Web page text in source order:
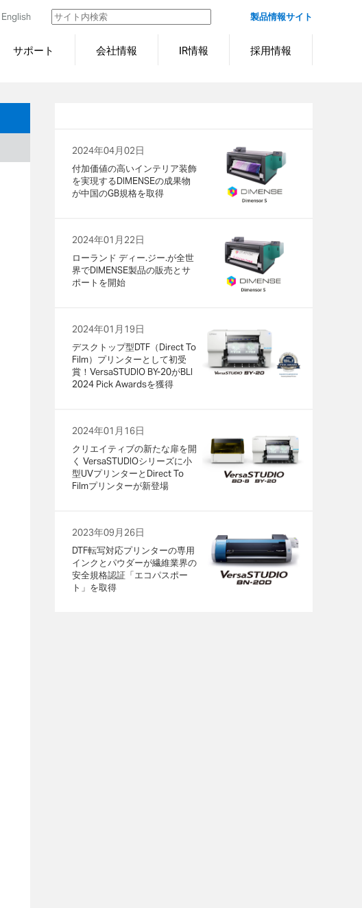
English 製品情報サイト
サポート 会社情報 IR情報 採用情報
2024年04月02日
付加価値の高いインテリア装飾
を実現するDIMENSEの成果物
が中国のGB規格を取得
2024年01月22日
ローランド ディー.ジー.が全世
界でDIMENSE製品の販売とサ
ポートを開始
2024年01月19日
デスクトップ型DTF（Direct To
Film）プリンターとして初受
賞！VersaSTUDIO BY-20がBLI
2024 Pick Awardsを獲得
2024年01月16日
クリエイティブの新たな扉を開
く VersaSTUDIOシリーズに小
型UVプリンターとDirect To
Filmプリンターが新登場
2023年09月26日
DTF転写対応プリンターの専用
インクとパウダーが繊維業界の
安全規格認証「エコパスポー
ト」を取得